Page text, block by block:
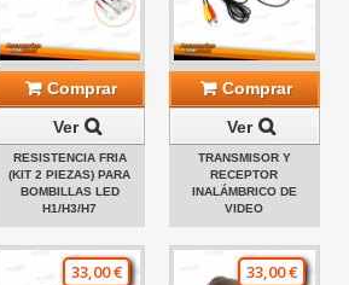
Comprar
Ver
RESISTENCIA FRIA
(KIT 2 PIEZAS) PARA
BOMBILLAS LED
H1/H3/H7
Comprar
Ver
TRANSMISOR Y
RECEPTOR
INALÁMBRICO DE
VIDEO
33,00 € 33,00 €